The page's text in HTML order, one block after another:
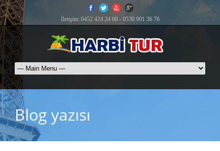
İletişim: 0452 424 24 00 - 0530 901 36 76
Blog yazısı